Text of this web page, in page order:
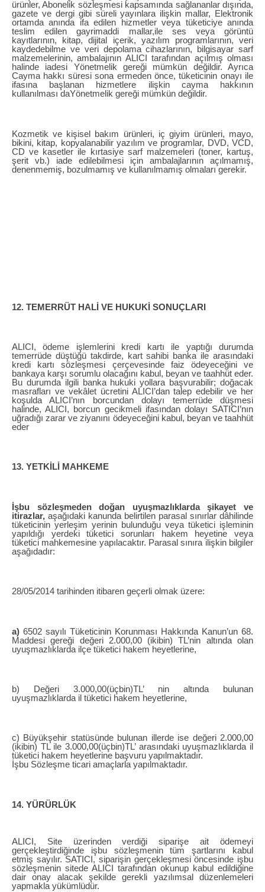
ürünler, Abonelik sözleşmesi kapsamında sağlananlar dışında,
gazete ve dergi gibi süreli yayınlara ilişkin mallar, Elektronik
ortamda anında ifa edilen hizmetler veya tüketiciye anında
teslim edilen gayrimaddi mallar,ile ses veya görüntü
kayıtlarının, kitap, dijital içerik, yazılım programlarının, veri
kaydedebilme ve veri depolama cihazlarının, bilgisayar sarf
malzemelerinin, ambalajının ALICI tarafından açılmış olması
halinde iadesi Yönetmelik gereği mümkün değildir. Ayrıca
Cayma hakkı süresi sona ermeden önce, tüketicinin onayı ile
ifasına başlanan hizmetlere ilişkin cayma hakkının
kullanılması daYönetmelik gereği mümkün değildir.
Kozmetik ve kişisel bakım ürünleri, iç giyim ürünleri, mayo,
bikini, kitap, kopyalanabilir yazılım ve programlar, DVD, VCD,
CD ve kasetler ile kırtasiye sarf malzemeleri (toner, kartuş,
şerit vb.) iade edilebilmesi için ambalajlarının açılmamış,
denenmemiş, bozulmamış ve kullanılmamış olmaları gerekir.
12. TEMERRÜT HALİ VE HUKUKİ SONUÇLARI
ALICI, ödeme işlemlerini kredi kartı ile yaptığı durumda
temerrüde düştüğü takdirde, kart sahibi banka ile arasındaki
kredi kartı sözleşmesi çerçevesinde faiz ödeyeceğini ve
bankaya karşı sorumlu olacağını kabul, beyan ve taahhüt eder.
Bu durumda ilgili banka hukuki yollara başvurabilir; doğacak
masrafları ve vekâlet ücretini ALICI’dan talep edebilir ve her
koşulda ALICI’nın borcundan dolayı temerrüde düşmesi
halinde, ALICI, borcun gecikmeli ifasından dolayı SATICI’nın
uğradığı zarar ve ziyanını ödeyeceğini kabul, beyan ve taahhüt
eder
13. YETKİLİ MAHKEME
İşbu sözleşmeden doğan uyuşmazlıklarda şikayet ve
itirazlar, aşağıdaki kanunda belirtilen parasal sınırlar dâhilinde
tüketicinin yerleşim yerinin bulunduğu veya tüketici işleminin
yapıldığı yerdeki tüketici sorunları hakem heyetine veya
tüketici mahkemesine yapılacaktır. Parasal sınıra ilişkin bilgiler
aşağıdadır:
28/05/2014 tarihinden itibaren geçerli olmak üzere:
a) 6502 sayılı Tüketicinin Korunması Hakkında Kanun’un 68.
Maddesi gereği değeri 2.000,00 (ikibin) TL’nin altında olan
uyuşmazlıklarda ilçe tüketici hakem heyetlerine,
b) Değeri 3.000,00(üçbin)TL’ nin altında bulunan
uyuşmazlıklarda il tüketici hakem heyetlerine,
c) Büyükşehir statüsünde bulunan illerde ise değeri 2.000,00
(ikibin) TL ile 3.000,00(üçbin)TL’ arasındaki uyuşmazlıklarda il
tüketici hakem heyetlerine başvuru yapılmaktadır.
İşbu Sözleşme ticari amaçlarla yapılmaktadır.
14. YÜRÜRLÜK
ALICI, Site üzerinden verdiği siparişe ait ödemeyi
gerçekleştirdiğinde işbu sözleşmenin tüm şartlarını kabul
etmiş sayılır. SATICI, siparişin gerçekleşmesi öncesinde işbu
sözleşmenin sitede ALICI tarafından okunup kabul edildiğine
dair onay alacak şekilde gerekli yazılımsal düzenlemeleri
yapmakla yükümlüdür.